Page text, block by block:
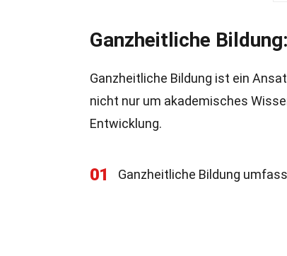
Ganzheitliche
Ganzheitliche Bildung ist ein
nicht nur um akademisches
Entwicklung.
01 Ganzheitliche Bildung